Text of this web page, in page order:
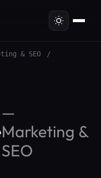
& SEO
/
—
Marketing &
SEO